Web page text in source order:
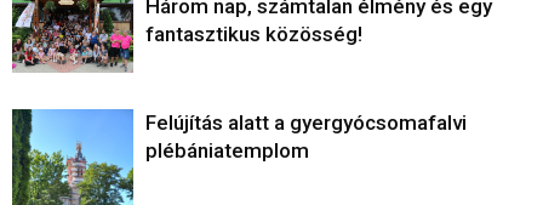
Három nap, számtalan élmény és egy
fantasztikus közösség!
Felújítás alatt a gyergyócsomafalvi
plébániatemplom